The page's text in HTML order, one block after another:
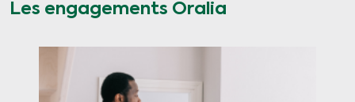
Les engagements Oralia